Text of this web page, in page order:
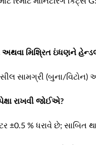
મિશ્રિત ઇંધણને
સામગ્રી (બુના/વિટોન)
રાખવી જોઈએ?
±0.5 % ધરાવે છે;